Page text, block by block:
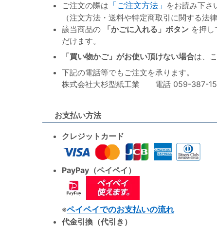
ご注文の際は 「ご注文方法」 をお読み下さ
（注文方法・送料や特定商取引に関する法
該当商品の
「かごに入れる」ボタン を押
だけます。
「買い物かご」がお使い頂けない場合は、
下記の電話等でもご注文を承ります。
株式会社大杉型紙工業 電話 059-387-
お支払い方法
クレジットカード
PayPay（ペイペイ）
※ペイペイでのお支払いの流れ
代金引換（代引き）